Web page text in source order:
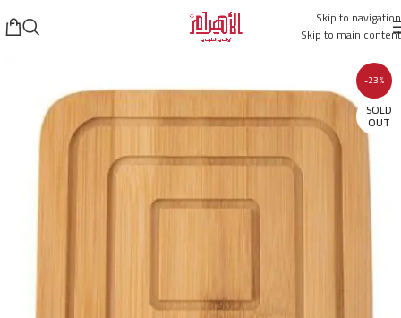
Skip to navigation
Skip to main content
-23%
SOLD
OUT